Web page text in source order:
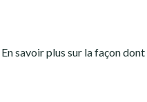
En savoir plus sur la façon